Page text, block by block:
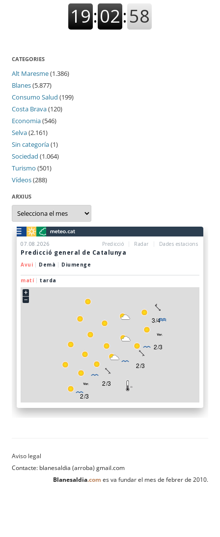
CATEGORIES
Alt Maresme(1.386)
Blanes(5.877)
Consumo Salud (199)
Costa Brava(120)
Economia(546)
Selva(2.161)
Sin categoría(1)
Sociedad (1.064)
Turismo (501)
Vídeos(288)
ARXIUS
Arxius
Contacte: blanesaldia (arroba) gmail.com
Blanesaldia.com es va fundar el mes de febrer de 2010.